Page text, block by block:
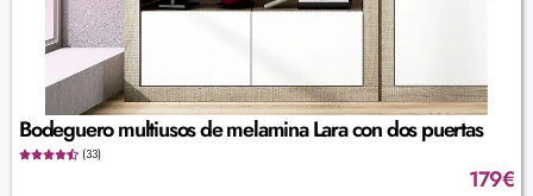
Bodeguero multiusos de melamina Lara con dos puertas
(33)
179€